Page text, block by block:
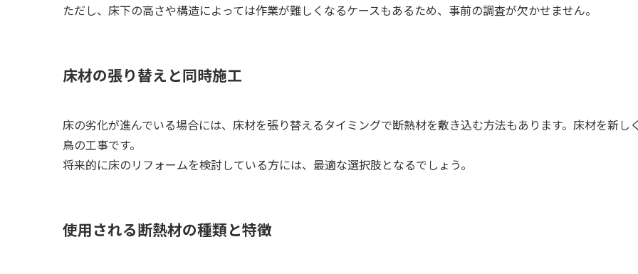
ただし、床下の高さや構造によっては作業が難しくなるケースもあるため、事前の調査が欠かせません。
床材の張り替えと同時施工
床の劣化が進んでいる場合には、床材を張り替えるタイミングで断熱材を敷き込む方法もあります。床材を新
鳥の工事です。
将来的に床のリフォームを検討している方には、最適な選択肢となるでしょう。
使用される断熱材の種類と特徴